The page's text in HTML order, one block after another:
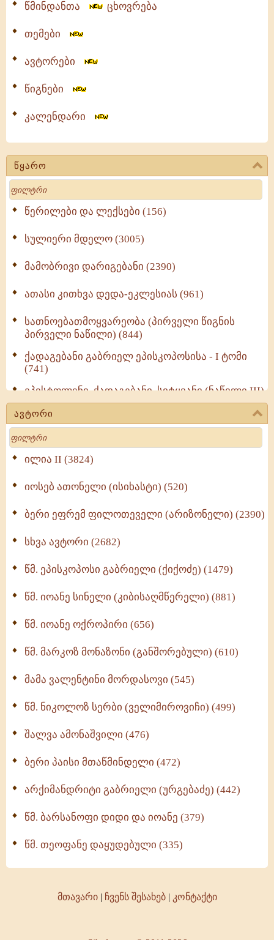
წმინდანთა ცხოვრება
თემები
ავტორები
წიგნები
კალენდარი
წყარო
Search
წერილები და ლექსები (156)
სულიერი მდელო (3005)
მამობრივი დარიგებანი (2390)
ათასი კითხვა დედა-ეკლესიას (961)
სათნოებათმოყვარეობა (პირველი წიგნის
პირველი ნაწილი) (844)
ქადაგებანი გაბრიელ ეპისკოპოსისა - I ტომი
(741)
ეპისტოლენი, ქადაგებანი, სიტყვანი (ნაწილი III)
(723)
მოძღვრის ძალზე სასარგებლო რჩევები
მრევლისათვის (545)
Wisdomge (514)
ქადაგებანი გაბრიელ ეპისკოპოსისა - II ტომი
სულიერი ცხოვრების სახელმძღვანელო -
ნაწილი II (369)
ავტორი
Search
ილია II (3824)
იოსებ ათონელი (ისიხასტი) (520)
ბერი ეფრემ ფილოთეველი (არიზონელი) (2390)
სხვა ავტორი (2682)
წმ. ეპისკოპოსი გაბრიელი (ქიქოძე) (1479)
წმ. იოანე სინელი (კიბისაღმწერელი) (881)
წმ. იოანე ოქროპირი (656)
წმ. მარკოზ მონაზონი (განშორებული) (610)
მამა ვალენტინი მორდასოვი (545)
წმ. ნიკოლოზ სერბი (ველიმიროვიჩი) (499)
შალვა ამონაშვილი (476)
ბერი პაისი მთაწმინდელი (472)
არქიმანდრიტი გაბრიელი (ურგებაძე) (442)
წმ. ბარსანოფი დიდი და იოანე (379)
წმ. თეოფანე დაყუდებული (335)
მთავარი| ჩვენს შესახებ| კონტაქტი